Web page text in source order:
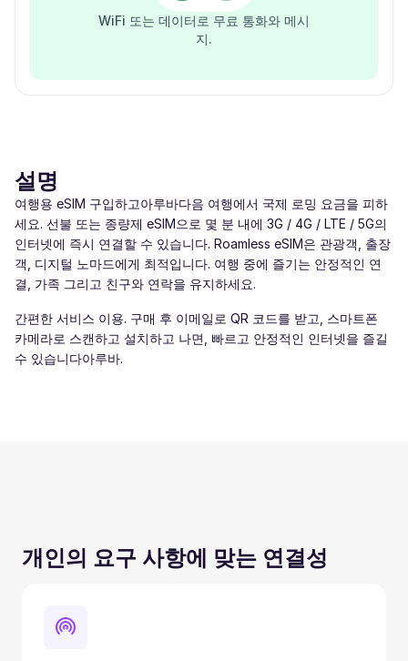
WiFi 또는 데이터로 무료 통화와 메시
지.
설명
여행용 eSIM 구입하고아루바다음 여행에서 국제 로밍 요금을 피하
세요. 선불 또는 종량제 eSIM으로 몇 분 내에 3G / 4G / LTE / 5G의
인터넷에 즉시 연결할 수 있습니다. Roamless eSIM은 관광객, 출장
객, 디지털 노마드에게 최적입니다. 여행 중에 즐기는 안정적인 연
결, 가족 그리고 친구와 연락을 유지하세요.
간편한 서비스 이용. 구매 후 이메일로 QR 코드를 받고, 스마트폰
카메라로 스캔하고 설치하고 나면, 빠르고 안정적인 인터넷을 즐길
수 있습니다아루바.
개인의 요구 사항에 맞는 연결성